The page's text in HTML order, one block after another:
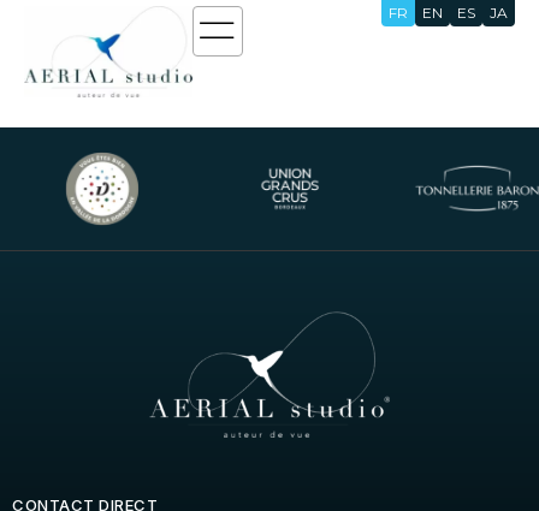
FR EN ES JA
HTML/JS/CSS
CONTACT DIRECT